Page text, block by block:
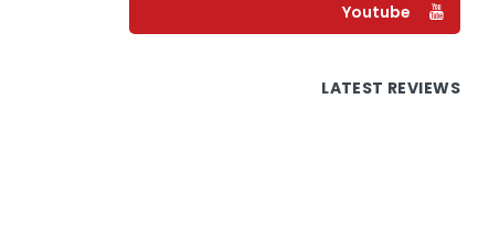
Youtube
LATEST REVIEWS